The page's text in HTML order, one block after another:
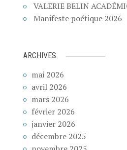
VALERIE BELIN
Manifeste poétique 2026
ARCHIVES
mai 2026
avril 2026
mars 2026
février 2026
janvier 2026
décembre 2025